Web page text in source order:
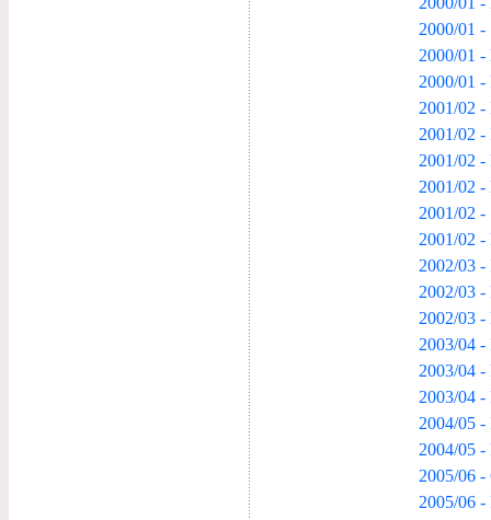
2000/01 -
2000/01
2000/01 -
2001/02 -
2001/02 -
2001/02 -
2001/02 -
2001/02 -
2001/02 -
2002/03 -
2002/03 -
2002/03 -
2003/04 -
2003/04 -
2003/04 -
2004/05 -
2004/05 -
2005/06 -
2005/06 -